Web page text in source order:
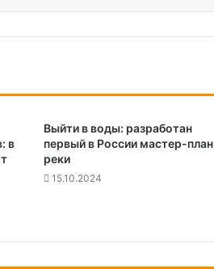
в
Выйти в воды: разработан
первый в России мастер-план
реки
15.10.2024